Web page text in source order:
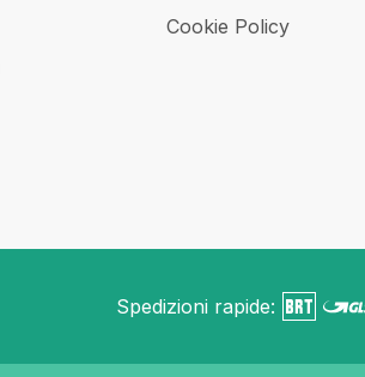
Cookie Policy
Spedizioni rapide: